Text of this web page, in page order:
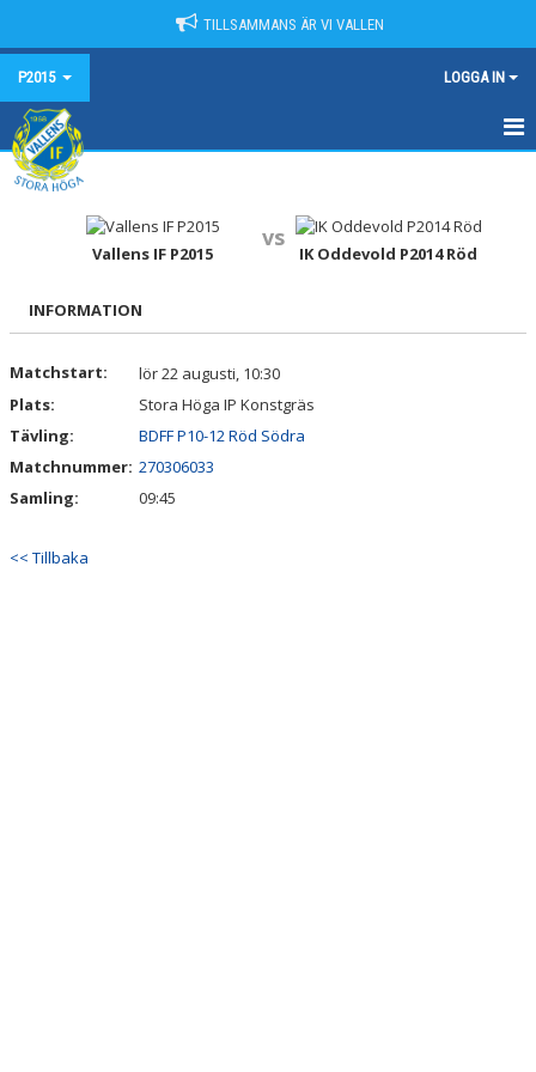
TILLSAMMANS ÄR VI VALLEN
P2015 LOGGA IN
HEM
MATCHER
TRUPPEN
BILDGALLERI
Vallens IF P2015
vs
IK Oddevold P2014 Röd
INFORMATION
Matchstart:
lör 22 augusti, 10:30
Plats:
Stora Höga IP Konstgräs
Tävling:
BDFF P10-12 Röd Södra
Matchnummer: 270306033
Samling:
09:45
<< Tillbaka